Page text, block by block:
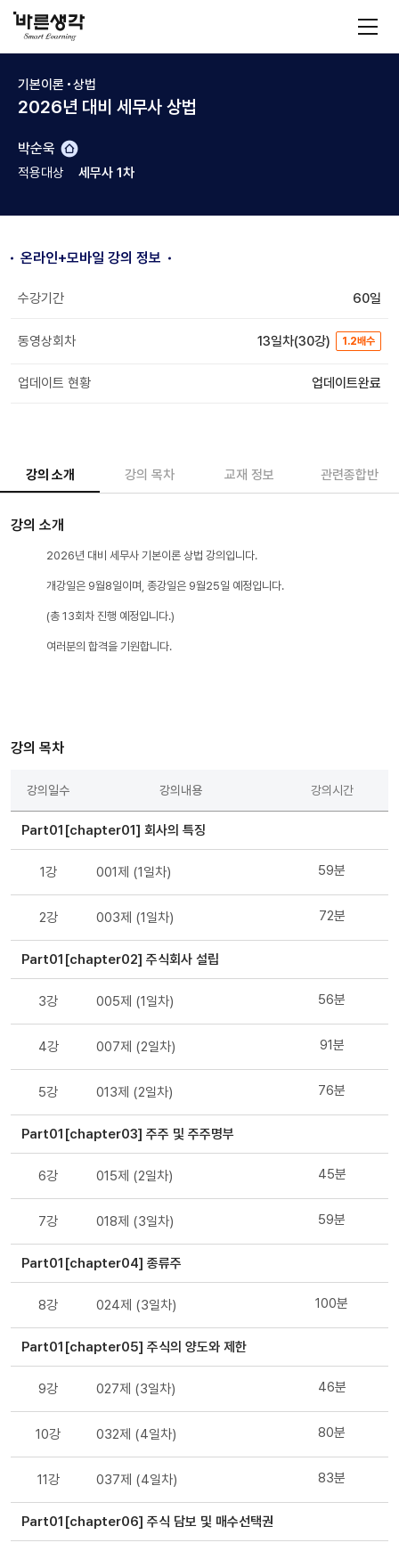
바
른
생
각
모
일
기본이론 상법
2026년 대비 세무사 상법
박순욱 교
수
홈
적용대상 세무사 1차
온라인+모바일 강의 정보
수강기간 60일
동영상회차 13일차(30강) 1.2배수
업데이트 현황 업데이트완료
강의 소개 강의 목차 교재 정보 관련종합반
강의 소개
2026년 대비 세무사 기본이론 상법 강의입니다.
개강일은 9월8일이며, 종강일은 9월25일 예정입니다.
(총 13회차 진행 예정입니다.)
여러분의 합격을 기원합니다.
강의 목차
강의일수 강의내용 강의시간
Part01[chapter01] 회사의 특징
1강 001제 (1일차) 59분
2강 003제 (1일차) 72분
Part01[chapter02] 주식회사 설립
3강 005제 (1일차) 56분
4강 007제 (2일차) 91분
5강 013제 (2일차) 76분
Part01[chapter03] 주주 및 주주명부
6강 015제 (2일차) 45분
7강 018제 (3일차) 59분
Part01[chapter04] 종류주
8강 024제 (3일차) 100분
Part01[chapter05] 주식의 양도와 제한
9강 027제 (3일차) 46분
10강 032제 (4일차) 80분
11강 037제 (4일차) 83분
Part01[chapter06] 주식 담보 및 매수선택권